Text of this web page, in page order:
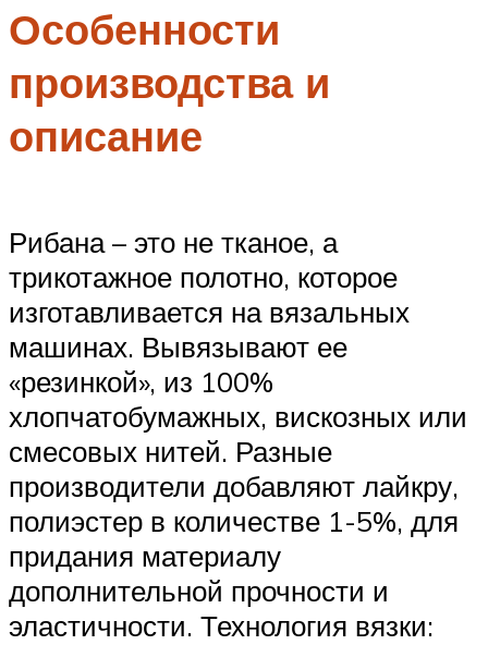
Особенности
производства и
описание
Рибана – это не тканое, а
трикотажное полотно, которое
изготавливается на вязальных
машинах. Вывязывают ее
«резинкой», из 100%
хлопчатобумажных, вискозных или
смесовых нитей. Разные
производители добавляют лайкру,
полиэстер в количестве 1-5%, для
придания материалу
дополнительной прочности и
эластичности. Технология вязки: